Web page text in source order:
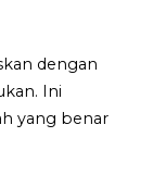
dengan
Ini
yang benar